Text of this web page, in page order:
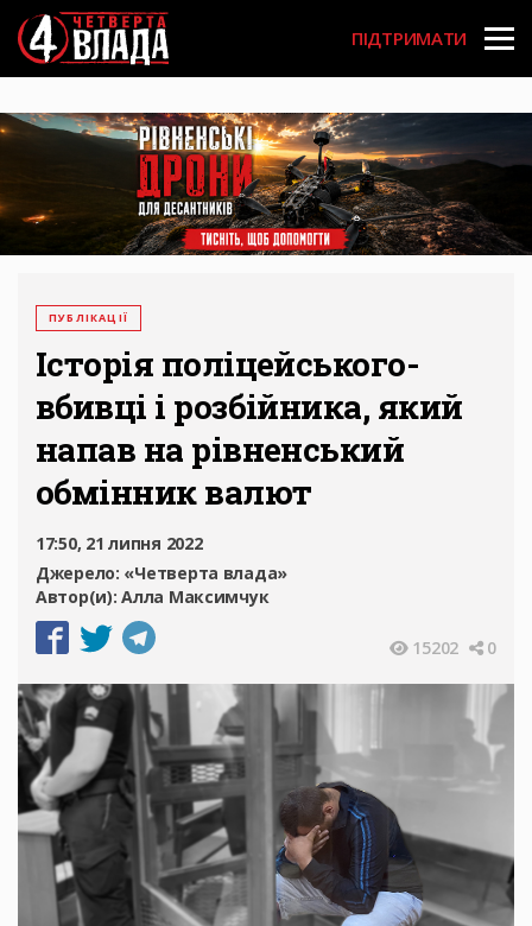
Перейти
до
основного
вмісту
User
account
menu
ПІДТРИМАТИ
ПУБЛІКАЦІЇ
Історія поліцейського-
вбивці і розбійника, який
напав на рівненський
обмінник валют
17:50, 21 липня 2022
Джерело: «Четверта влада»
Автор(и):Алла Максимчук
15202 0